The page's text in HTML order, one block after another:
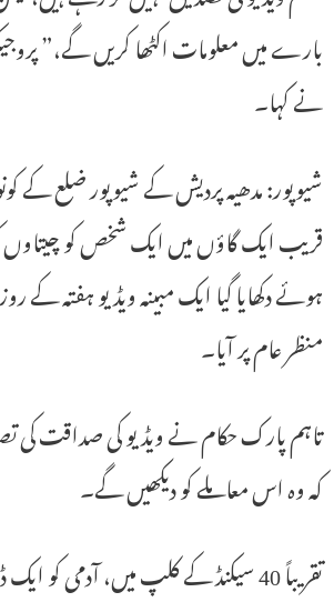
بارے میں معلومات اکٹھا کریں گے،”
نے کہا۔
شیوپور: مدھیہ پردیش کے شیوپور ضلع کے
قریب ایک گاؤں میں ایک شخص کو چیتاوں
ہوئے دکھایا گیا ایک مبینہ ویڈیو ہفتہ کے
منظر عام پر آیا۔
تاہم پارک حکام نے ویڈیو کی صداقت کی
کہ وہ اس معاملے کو دیکھیں گے۔
تقریباً 40 سیکنڈ کے کلپ میں، آدمی کو